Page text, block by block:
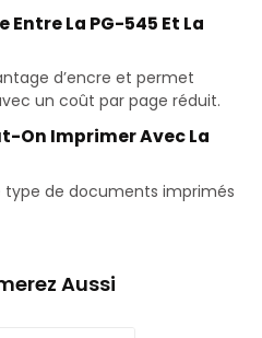
Entre La PG-545 Et La
d’encre et permet
un coût par page réduit.
On Imprimer Avec La
type de documents imprimés
Aussi